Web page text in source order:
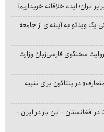
ایران؛ ایده خلاقانه خریداریم!
یک ویدئو به آیینه‌ای از جامعه
سخنگوی فارسی‌زبان وزارت
در پنتاگون برای تنبیه
در افغانستان - این بار در ایران -